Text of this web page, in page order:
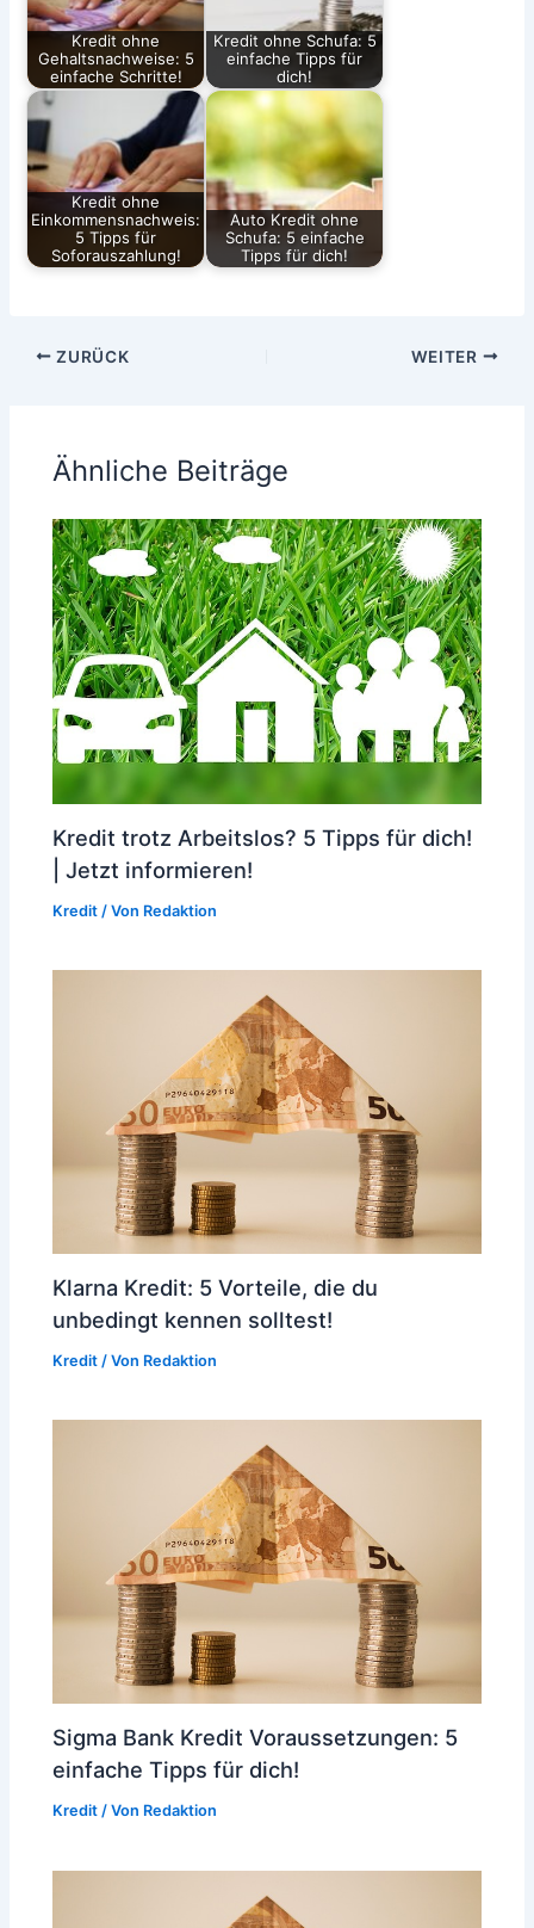
Kredit ohne
Gehaltsnachweise: 5
einfache Schritte!
Kredit ohne Schufa: 5
einfache Tipps für
dich!
Kredit ohne
Einkommensnachweis:
5 Tipps für
Soforauszahlung!
Auto Kredit ohne
Schufa: 5 einfache
Tipps für dich!
ZURÜCK WEITER
Ähnliche Beiträge
Kredit trotz Arbeitslos? 5 Tipps für dich!
| Jetzt informieren!
Kredit / Von Redaktion
Klarna Kredit: 5 Vorteile, die du
unbedingt kennen solltest!
Kredit / Von Redaktion
Sigma Bank Kredit Voraussetzungen: 5
einfache Tipps für dich!
Kredit / Von Redaktion